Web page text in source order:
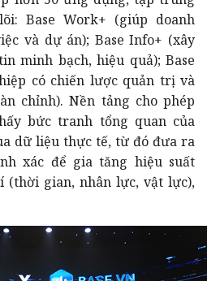
Base Work+ (giúp doanh
và dự án); Base Info+ (xây
minh bạch, hiệu quả); Base
có chiến lược quản trị và
chỉnh). Nền tảng cho phép
bức tranh tổng quan của
dữ liệu thực tế, từ đó đưa ra
xác để gia tăng hiệu suất
(thời gian, nhân lực, vật lực),